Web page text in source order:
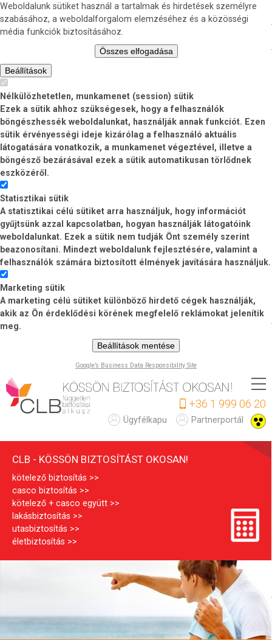
Weboldalunk sütiket használ a tartalmak és hirdetések személyre
szabásához, a weboldalforgalom elemzéséhez és a közösségi
média funkciók biztosításához.
Összes elfogadása
Beállítások
Nélkülözhetetlen, munkamenet (session) sütik
Ezek a sütik ahhoz szükségesek, hogy a felhasználók
böngészhessék weboldalunkat, használják annak funkciót. Ezen
sütik érvényességi ideje kizárólag a felhasználó aktuális
látogatására vonatkozik, a munkamenet végeztével, illetve a
böngésző bezárásával ezek a sütik automatikusan törlődnek
eszközéről.
Statisztikai sütik
A statisztikai célú sütiket arra használjuk, hogy információt
gyűjtsünk azzal kapcsolatban, hogyan használják látogatóink
weboldalunkat. Ezek a sütik nem tudják Önt személy szerint
beazonosítani. Mindezt weboldalunk fejlesztésére, valamint a
felhasználók számára biztosított élmények javítására használjuk.
Marketing sütik
A marketing célú sütiket különböző hirdető cégek használják,
akik az Ön érdeklődési körének megfelelő reklámokat jelenítik
meg.
Beállítások mentése
Google’s Business Data Responsibility Site
Ugrás
a
tartalomra
L
B
+36 1 999 06 20
Partnerportál
Ügyfélkapu
CLB - KÖSSÖN BIZTOSÍTÁST OKOSAN!
kötelező biztosítás
casco biztosítás
kötelező + casco együtt
lakásbiztosítás
utasbiztosítás
életbiztosítás